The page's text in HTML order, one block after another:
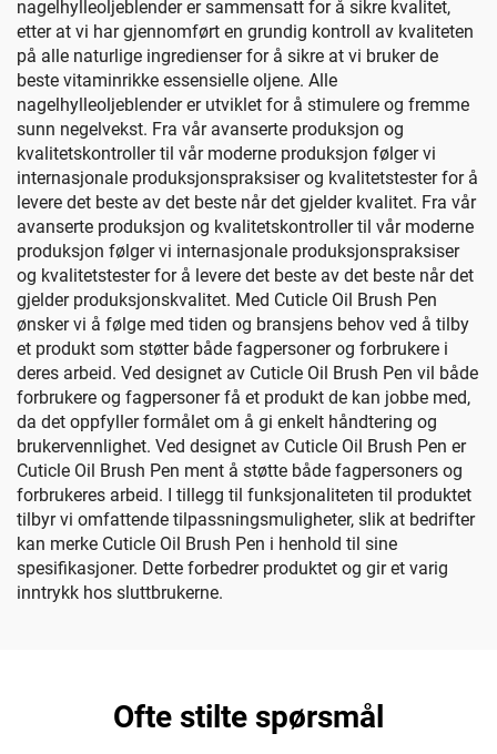
nagelhylleoljeblender er sammensatt for å sikre kvalitet,
etter at vi har gjennomført en grundig kontroll av kvaliteten
på alle naturlige ingredienser for å sikre at vi bruker de
beste vitaminrikke essensielle oljene. Alle
nagelhylleoljeblender er utviklet for å stimulere og fremme
sunn negelvekst. Fra vår avanserte produksjon og
kvalitetskontroller til vår moderne produksjon følger vi
internasjonale produksjonspraksiser og kvalitetstester for å
levere det beste av det beste når det gjelder kvalitet. Fra vår
avanserte produksjon og kvalitetskontroller til vår moderne
produksjon følger vi internasjonale produksjonspraksiser
og kvalitetstester for å levere det beste av det beste når det
gjelder produksjonskvalitet. Med Cuticle Oil Brush Pen
ønsker vi å følge med tiden og bransjens behov ved å tilby
et produkt som støtter både fagpersoner og forbrukere i
deres arbeid. Ved designet av Cuticle Oil Brush Pen vil både
forbrukere og fagpersoner få et produkt de kan jobbe med,
da det oppfyller formålet om å gi enkelt håndtering og
brukervennlighet. Ved designet av Cuticle Oil Brush Pen er
Cuticle Oil Brush Pen ment å støtte både fagpersoners og
forbrukeres arbeid. I tillegg til funksjonaliteten til produktet
tilbyr vi omfattende tilpassningsmuligheter, slik at bedrifter
kan merke Cuticle Oil Brush Pen i henhold til sine
spesifikasjoner. Dette forbedrer produktet og gir et varig
inntrykk hos sluttbrukerne.
Ofte stilte spørsmål